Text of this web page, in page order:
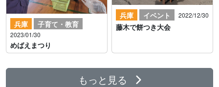
兵庫 子育て・教育
2023/01/30
めばえまつり
兵庫 イベント 2022/12/30
藤木で餅つき大会
もっと見る